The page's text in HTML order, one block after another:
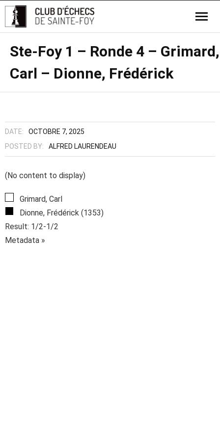
Ste-Foy 1 – Ronde 4 – Grimard,
Carl – Dionne, Frédérick
DATE:
OCTOBRE 7, 2025
POSTED BY:
ALFRED LAURENDEAU
(No content to display)
Grimard, Carl
Dionne, Frédérick (1353)
Result: 1/2-1/2
Metadata »